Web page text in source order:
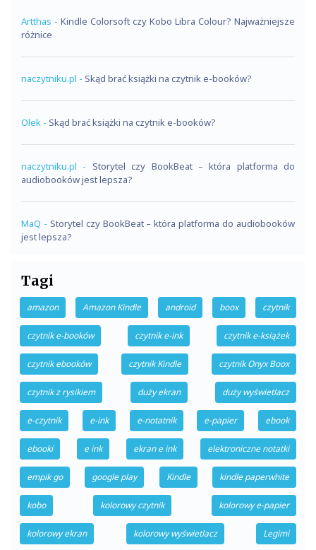
Artthas - Kindle Colorsoft czy Kobo Libra Colour? Najważniejsze
różnice
naczytniku.pl - Skąd brać książki na czytnik e-booków?
Olek - Skąd brać książki na czytnik e-booków?
naczytniku.pl - Storytel czy BookBeat – która platforma do
audiobooków jest lepsza?
MaQ - Storytel czy BookBeat – która platforma do audiobooków
jest lepsza?
Tagi
amazon Amazon Kindle android boox czytnik
czytnik e-booków czytnik e-ink czytnik e-książek
czytnik ebooków czytnik Kindle czytnik Onyx Boox
czytnik z rysikiem duży ekran duży wyświetlacz
e-czytnik e-ink e-notatnik e-papier ebook
ebooki e ink ekran e ink elektroniczne notatki
empik go google play Kindle kindle paperwhite
kobo kolorowy czytnik kolorowy e-papier
kolorowy ekran kolorowy wyświetlacz Legimi